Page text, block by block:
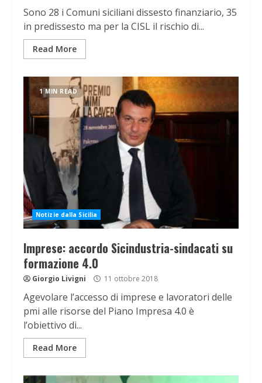
Sono 28 i Comuni siciliani dissesto finanziario, 35
in predissesto ma per la CISL il rischio di...
Read More
1 MIN READ
Notizie dalla Sicilia
Imprese: accordo Sicindustria-sindacati su
formazione 4.0
Giorgio Livigni 11 ottobre 2018
Agevolare l’accesso di imprese e lavoratori delle
pmi alle risorse del Piano Impresa 4.0 è
l’obiettivo di...
Read More